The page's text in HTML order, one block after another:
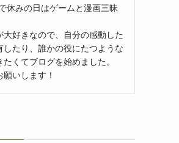
休みの日はゲームと漫画三昧
大好きなので、自分の感動した
したり、誰かの役にたつような
くてブログを始めました。
願いします！